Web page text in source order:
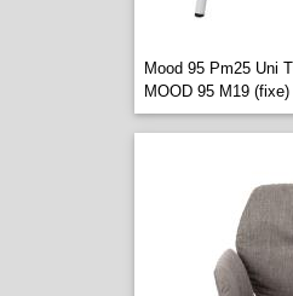
Mood 95 Pm25 Uni
MOOD 95 M19 (fixe)